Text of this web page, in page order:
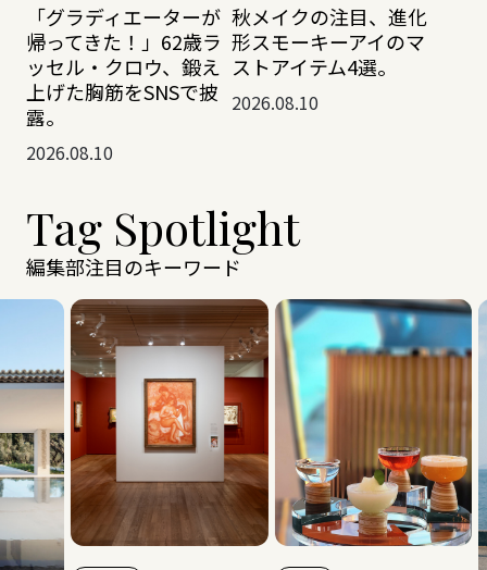
「グラディエーターが
帰ってきた！」62歳ラ
ッセル・クロウ、鍛え
上げた胸筋をSNSで披
露。
2026.08.10
秋メイクの注目、進化
形スモーキーアイのマ
ストアイテム4選。
2026.08.10
Tag Spotlight
編集部注目のキーワード